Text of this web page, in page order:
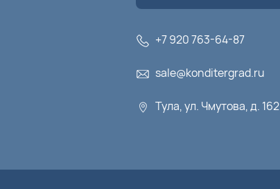
+7 920 763-64-87
sale@konditergrad.ru
Тула, ул. Чмутова, д.